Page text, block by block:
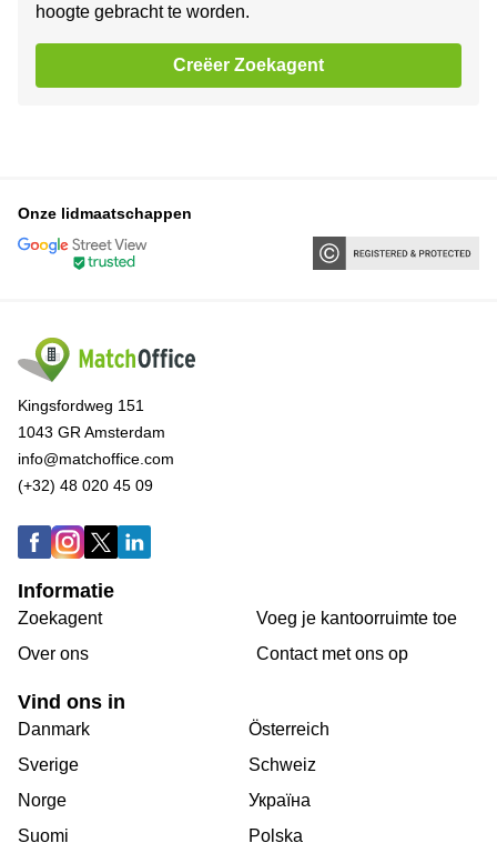
hoogte gebracht te worden.
Creëer Zoekagent
Onze lidmaatschappen
Kingsfordweg 151
1043 GR Amsterdam
info@matchoffice.com
(+32) 48 020 45 09
Informatie
Zoekagent
Over ons
Voeg je kantoorruimte toe
Сontact met ons op
Vind ons in
Danmark
Sverige
Norge
Suomi
Österreich
Schweiz
Україна
Polska